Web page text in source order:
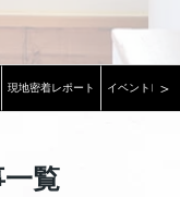
現地密着レポート イベントレポ
＞
覧